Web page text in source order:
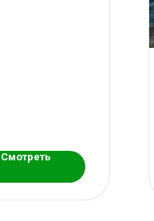
Смотреть